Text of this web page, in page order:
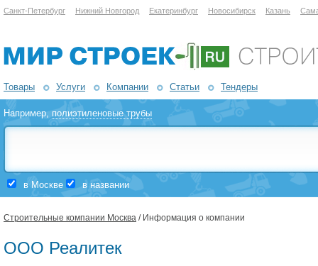
Санкт-Петербург Нижний Новгород Екатеринбург Новосибирск Казань
Товары Услуги Компании Статьи Тендеры
Например,полиэтиленовые трубы
в Москве в названии
Строительные компании Москва / Информация о компании
ООО Реалитек